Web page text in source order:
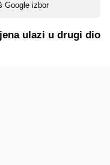
Google izbor
ulazi u drugi dio